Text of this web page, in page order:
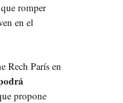
romper
en el
Rech París en
propone